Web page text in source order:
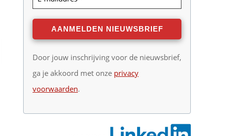
Door jouw inschrijving voor de nieuwsbrief,
ga je akkoord met onze privacy
voorwaarden.